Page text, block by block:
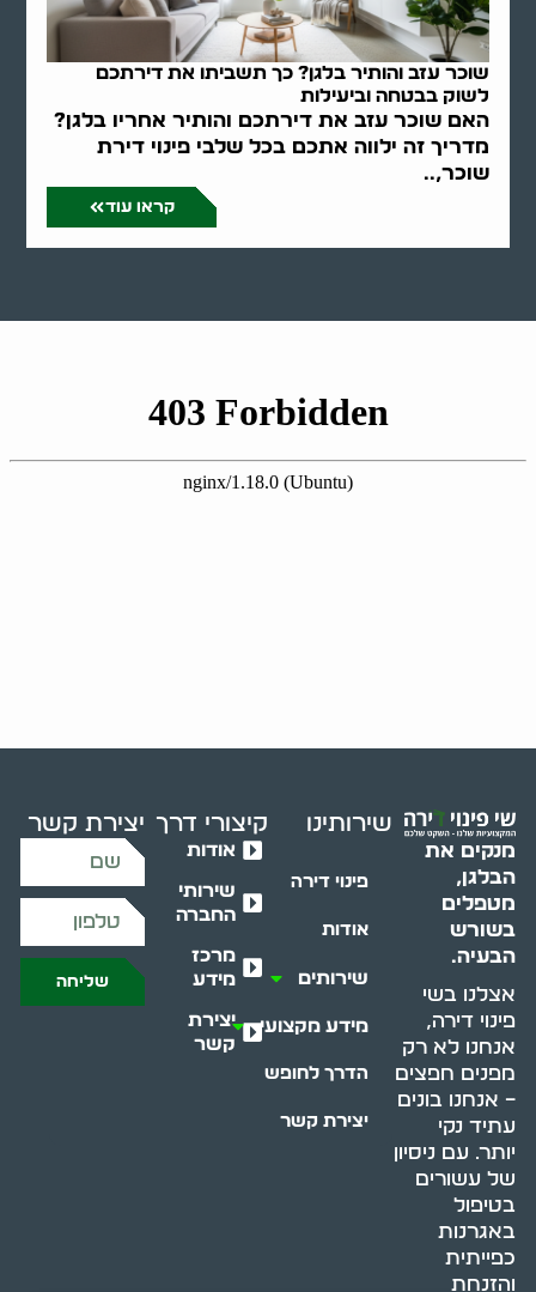
שוכר עזב והותיר בלגן? כך תשביתו את דירתכם
לשוק בבטחה וביעילות
האם שוכר עזב את דירתכם והותיר אחריו בלגן?
מדריך זה ילווה אתכם בכל שלבי פינוי דירת
שוכר,..
קראו עוד
מנקים את
הבלגן,
מטפלים
בשורש
הבעיה.
אצלנו בשי
פינוי דירה,
אנחנו לא רק
מפנים חפצים
– אנחנו בונים
עתיד נקי
יותר. עם ניסיון
של עשורים
בטיפול
באגרנות
כפייתית
והזנחת
שירותינו
פינוי דירה
אודות
שירותים
מידע מקצועי
הדרך לחופש
יצירת קשר
קיצורי דרך
אודות
שירותי
החברה
מרכז
מידע
יצירת
קשר
יצירת קשר
שליחה